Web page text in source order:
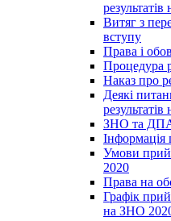
Витяг з
вступу
Права і
Процедура
Наказ про
Деякі
ЗНО та ДПА
Інформація
Умови
2020
Права на
Графік
на ЗНО